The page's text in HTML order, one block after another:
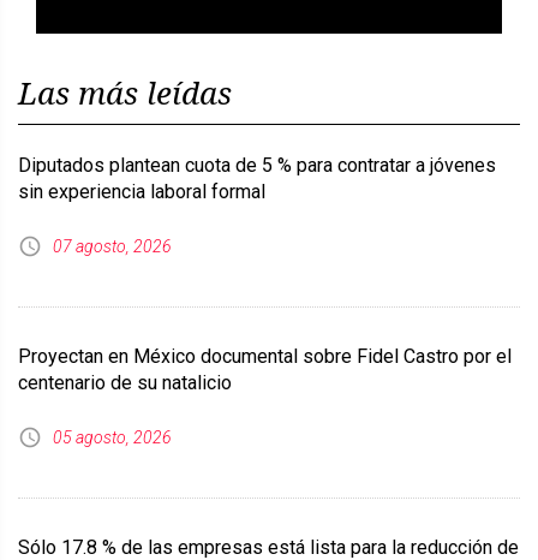
Las más leídas
Diputados plantean cuota de 5 % para contratar a jóvenes
sin experiencia laboral formal
07 agosto, 2026
Proyectan en México documental sobre Fidel Castro por el
centenario de su natalicio
05 agosto, 2026
Sólo 17.8 % de las empresas está lista para la reducción de